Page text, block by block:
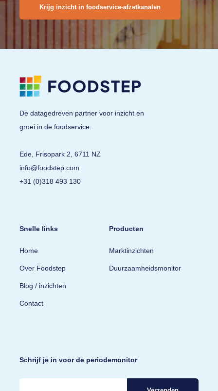
Krijg inzicht in foodservice-afzetkanalen
De datagedreven partner voor inzicht en
groei in de foodservice.
Ede, Frisopark 2, 6711 NZ
info@foodstep.com
+31 (0)318 493 130
Snelle links
Home
Over Foodstep
Blog / inzichten
Contact
Producten
Marktinzichten
Duurzaamheidsmonitor
Schrijf je in voor de periodemonitor